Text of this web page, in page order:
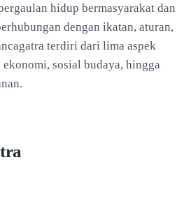
hidup bermasyarakat dan
dengan ikatan, aturan,
terdiri dari lima aspek
sosial budaya, hingga